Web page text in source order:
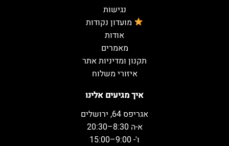
איך מגיעים אלינו
אגריפס 64, ירושלים
א-ה 8:30–20:30
ו'- 9:00–15:00
נגישות
מועדון נקודות
אודות
מאמרים
תקנון ומדיניות אתר
איזורי משלוח